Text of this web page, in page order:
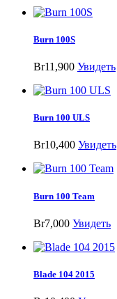
Burn 100S
Br11,900 Увидеть
Burn 100 ULS
Br10,400 Увидеть
Burn 100 Team
Br7,000 Увидеть
Blade 104 2015